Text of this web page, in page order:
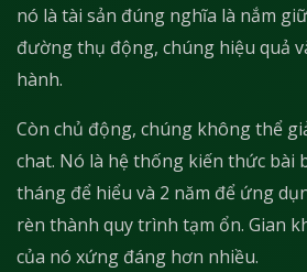
nó là tài sản đúng nghĩa là nắm
đường thụ động, chúng hiệu quả
hành.
Còn chủ động, chúng không thể
chat. Nó là hệ thống kiến thức bài
tháng để hiểu và 2 năm để ứng
rèn thành quy trình tạm ổn. Gian
của nó xứng đáng hơn nhiều.